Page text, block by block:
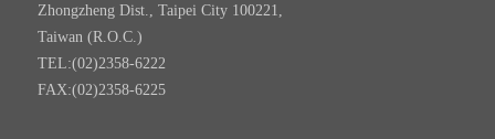
Zhongzheng Dist., Taipei City 100221,
Taiwan (R.O.C.)
TEL:(02)2358-6222
FAX:(02)2358-6225